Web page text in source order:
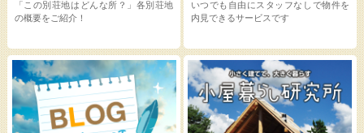
いつでも自由にスタッフなしで物件を
内見できるサービスです
「この別荘地はどんな所？」各別荘地
の概要をご紹介！